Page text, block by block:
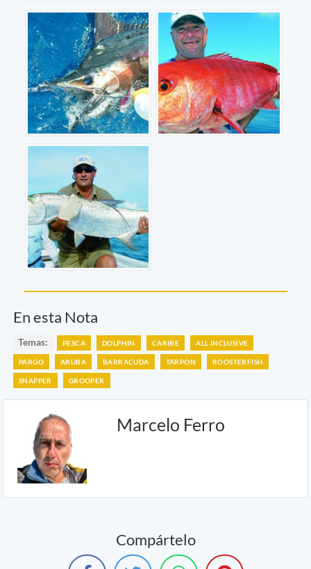
En esta Nota
Temas: PESCA DOLPHIN CARIBE ALL INCLUSIVE
PARGO ARUBA BARRACUDA TARPON ROOSTERFISH
SNAPPER GROOPER
Marcelo Ferro
Compártelo